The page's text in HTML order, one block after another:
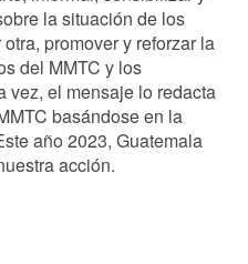
la situación de los
promover y reforzar la
del MMTC y los
vez, el mensaje lo redacta
basándose en la
año 2023, Guatemala
acción.